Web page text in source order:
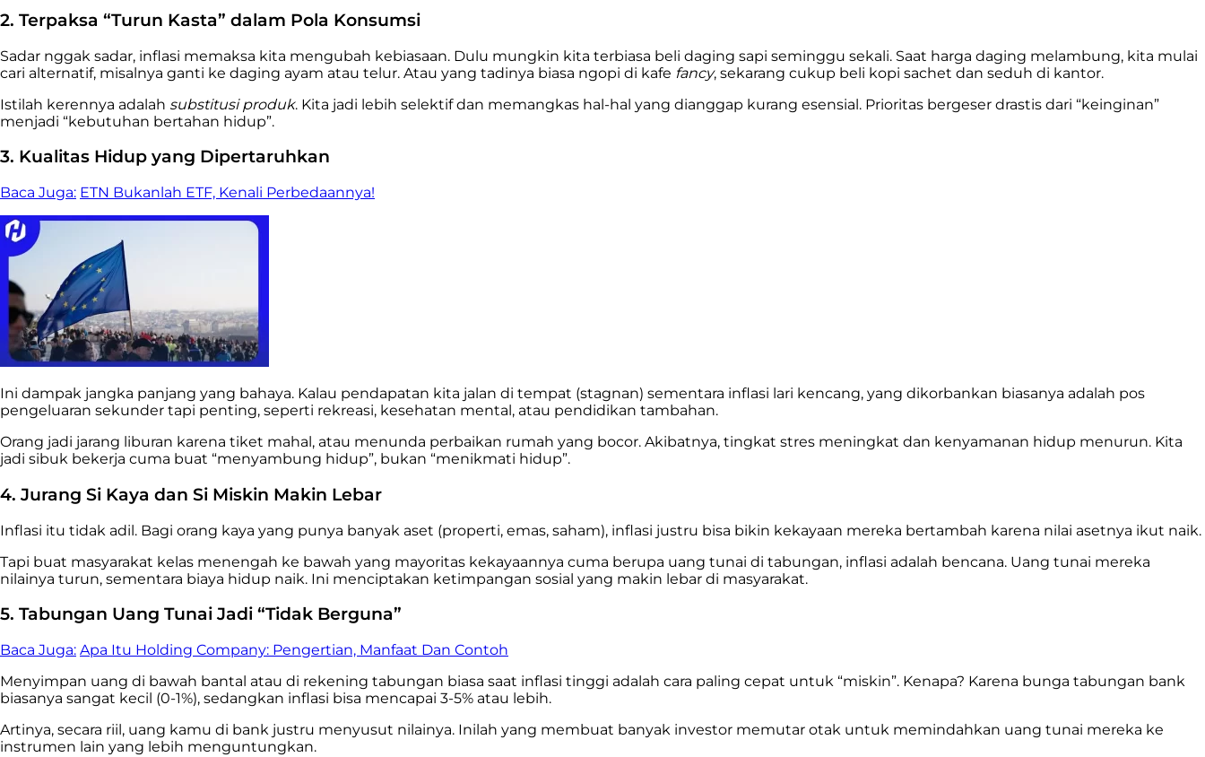
2. Terpaksa “Turun Kasta” dalam Pola Konsumsi
Sadar nggak sadar, inflasi memaksa kita mengubah kebiasaan. Dulu mungkin kita terbiasa beli daging sapi seminggu sekali. Saat harga daging melambung, kita mulai
cari alternatif, misalnya ganti ke daging ayam atau telur. Atau yang tadinya biasa ngopi di kafe fancy, sekarang cukup beli kopi sachet dan seduh di kantor.
Istilah kerennya adalah substitusi produk. Kita jadi lebih selektif dan memangkas hal-hal yang dianggap kurang esensial. Prioritas bergeser drastis dari “keinginan”
menjadi “kebutuhan bertahan hidup”.
3. Kualitas Hidup yang Dipertaruhkan
Baca Juga: ETN Bukanlah ETF, Kenali Perbedaannya!
Ini dampak jangka panjang yang bahaya. Kalau pendapatan kita jalan di tempat (stagnan) sementara inflasi lari kencang, yang dikorbankan biasanya adalah pos
pengeluaran sekunder tapi penting, seperti rekreasi, kesehatan mental, atau pendidikan tambahan.
Orang jadi jarang liburan karena tiket mahal, atau menunda perbaikan rumah yang bocor. Akibatnya, tingkat stres meningkat dan kenyamanan hidup menurun. Kita
jadi sibuk bekerja cuma buat “menyambung hidup”, bukan “menikmati hidup”.
4. Jurang Si Kaya dan Si Miskin Makin Lebar
Inflasi itu tidak adil. Bagi orang kaya yang punya banyak aset (properti, emas, saham), inflasi justru bisa bikin kekayaan mereka bertambah karena nilai asetnya ikut naik.
Tapi buat masyarakat kelas menengah ke bawah yang mayoritas kekayaannya cuma berupa uang tunai di tabungan, inflasi adalah bencana. Uang tunai mereka
nilainya turun, sementara biaya hidup naik. Ini menciptakan ketimpangan sosial yang makin lebar di masyarakat.
5. Tabungan Uang Tunai Jadi “Tidak Berguna”
Baca Juga: Apa Itu Holding Company: Pengertian, Manfaat Dan Contoh
Menyimpan uang di bawah bantal atau di rekening tabungan biasa saat inflasi tinggi adalah cara paling cepat untuk “miskin”. Kenapa? Karena bunga tabungan bank
biasanya sangat kecil (0-1%), sedangkan inflasi bisa mencapai 3-5% atau lebih.
Artinya, secara riil, uang kamu di bank justru menyusut nilainya. Inilah yang membuat banyak investor memutar otak untuk memindahkan uang tunai mereka ke
instrumen lain yang lebih menguntungkan.